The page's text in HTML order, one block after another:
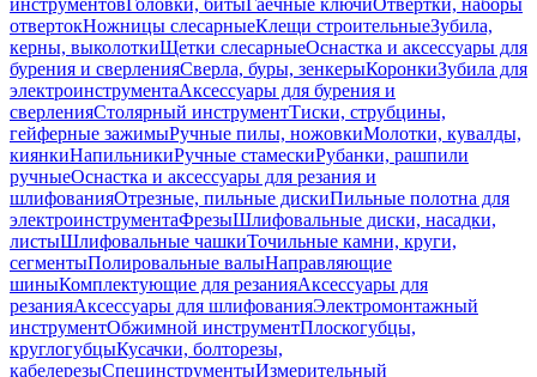
инструментовГоловки, битыГаечные ключиОтвертки, наборы
отвертокНожницы слесарныеКлещи строительныеЗубила,
керны, выколоткиЩетки слесарныеОснастка и аксессуары для
бурения и сверленияСверла, буры, зенкерыКоронкиЗубила для
электроинструментаАксессуары для бурения и
сверленияСтолярный инструментТиски, струбцины,
гейферные зажимыРучные пилы, ножовкиМолотки, кувалды,
киянкиНапильникиРучные стамескиРубанки, рашпили
ручныеОснастка и аксессуары для резания и
шлифованияОтрезные, пильные дискиПильные полотна для
электроинструментаФрезыШлифовальные диски, насадки,
листыШлифовальные чашкиТочильные камни, круги,
сегментыПолировальные валыНаправляющие
шиныКомплектующие для резанияАксессуары для
резанияАксессуары для шлифованияЭлектромонтажный
инструментОбжимной инструментПлоскогубцы,
круглогубцыКусачки, болторезы,
кабелерезыСпецинструментыИзмерительный